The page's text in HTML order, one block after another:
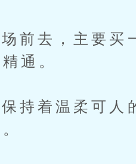
，主要买一
通。
温柔可人的